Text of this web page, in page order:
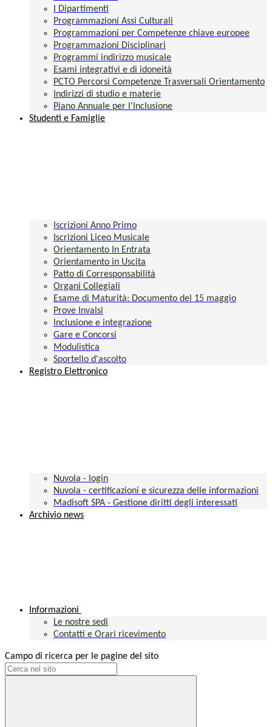
I Dipartimenti
Programmazioni Assi Culturali
Programmazioni per Competenze chiave europee
Programmazioni Disciplinari
Programmi indirizzo musicale
Esami integrativi e di idoneità
PCTO Percorsi Competenze Trasversali Orientamento
Indirizzi di studio e materie
Piano Annuale per l'Inclusione
Studenti e Famiglie
Iscrizioni Anno Primo
Iscrizioni Liceo Musicale
Orientamento In Entrata
Orientamento in Uscita
Patto di Corresponsabilità
Organi Collegiali
Esame di Maturità: Documento del 15 maggio
Prove Invalsi
Inclusione e integrazione
Gare e Concorsi
Modulistica
Sportello d'ascolto
Registro Elettronico
Nuvola - login
Nuvola - certificazioni e sicurezza delle informazioni
Madisoft SPA - Gestione diritti degli interessati
Archivio news
Informazioni
Le nostre sedi
Contatti e Orari ricevimento
Campo di ricerca per le pagine del sito